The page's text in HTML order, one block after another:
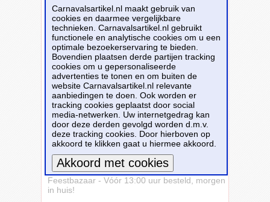
Servetten 40 jaar Sparkling Pink -
Feestbazaar - Vóór 13:00 uur besteld, morgen
in huis!
Carnavalsartikel.nl maakt gebruik van
cookies en daarmee vergelijkbare
technieken. Carnavalsartikel.nl gebruikt
functionele en analytische cookies om u een
optimale bezoekerservaring te bieden.
Bovendien plaatsen derde partijen tracking
cookies om u gepersonaliseerde
advertenties te tonen en om buiten de
website Carnavalsartikel.nl relevante
aanbiedingen te doen. Ook worden er
tracking cookies geplaatst door social
media-netwerken. Uw internetgedrag kan
door deze derden gevolgd worden d.m.v.
deze tracking cookies. Door hierboven op
akkoord te klikken gaat u hiermee akkoord.
Meer informatie